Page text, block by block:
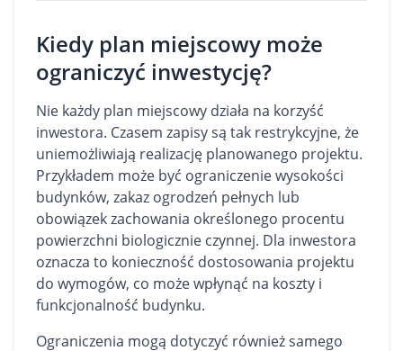
Kiedy plan miejscowy może
ograniczyć inwestycję?
Nie każdy plan miejscowy działa na korzyść
inwestora. Czasem zapisy są tak restrykcyjne, że
uniemożliwiają realizację planowanego projektu.
Przykładem może być ograniczenie wysokości
budynków, zakaz ogrodzeń pełnych lub
obowiązek zachowania określonego procentu
powierzchni biologicznie czynnej. Dla inwestora
oznacza to konieczność dostosowania projektu
do wymogów, co może wpłynąć na koszty i
funkcjonalność budynku.
Ograniczenia mogą dotyczyć również samego